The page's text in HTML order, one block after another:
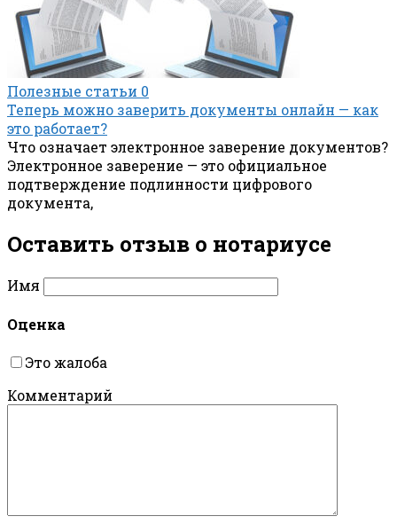
Полезные статьи 0
Теперь можно заверить документы онлайн — как
это работает?
Что означает электронное заверение документов?
Электронное заверение — это официальное
подтверждение подлинности цифрового
документа,
Оставить отзыв о нотариусe
Имя
Оценка
Это жалоба
Комментарий